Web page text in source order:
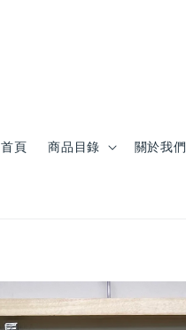
首頁 商品目錄 關於我們